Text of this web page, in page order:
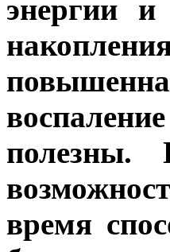
энергии
полезны.
время